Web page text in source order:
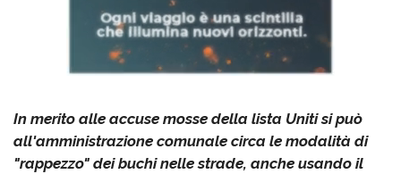
In merito alle accuse mosse della lista Uniti si può
all'amministrazione comunale circa le modalità di
"rappezzo" dei buchi nelle strade, anche usando il